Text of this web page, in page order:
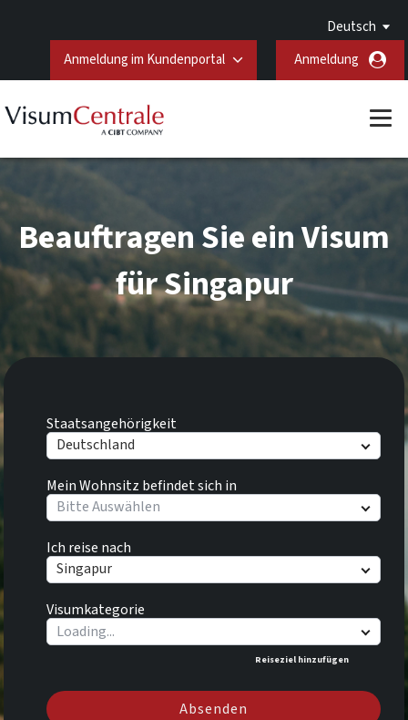
Deutsch
Anmeldung im Kundenportal
Anmeldung
Staatsangehörigkeit
Deutschland
Mein Wohnsitz befindet sich in
Bitte Auswählen
Ich reise nach
Singapur
Visumkategorie
Reiseziel hinzufügen
Absenden
Beauftragen Sie ein Visum
für Singapur